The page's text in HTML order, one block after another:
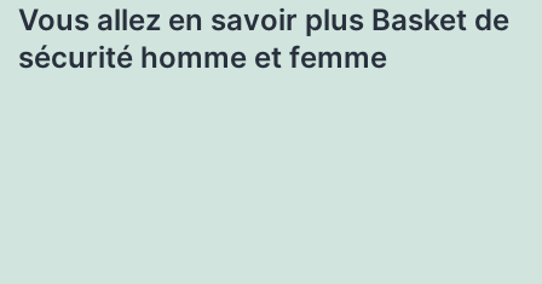
Vous allez en savoir plus Basket de
sécurité homme et femme